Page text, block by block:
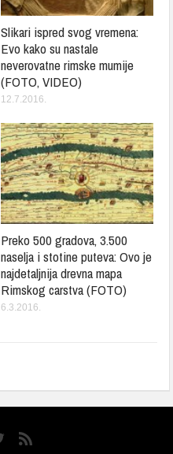
Slikari ispred svog vremena:
Evo kako su nastale
neverovatne rimske mumije
(FOTO, VIDEO)
12.7.2016.
Preko 500 gradova, 3.500
naselja i stotine puteva: Ovo je
najdetaljnija drevna mapa
Rimskog carstva (FOTO)
6.3.2016.